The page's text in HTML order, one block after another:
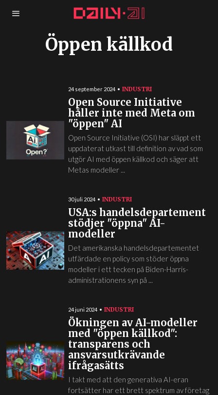
Öppen källkod
24 september 2024 INDUSTRI
Open Source Initiative
håller inte med Meta om
"öppen" AI
Open Source Initiative (OSI) har släppt ett
uppdaterat utkast till definition av vad som
utgör AI med öppen källkod och säger att
Metas modeller ...
30 juli 2024 INDUSTRI
USA:s handelsdepartement
stödjer "öppna" AI-
modeller
Det amerikanska handelsdepartementet
utfärdade en policy som stöder öppna
modeller i ett tecken på Biden-Harris-
administrationens syn på ...
24 juni 2024 INDUSTRI
Ökningen av AI-modeller
med "öppen källkod":
transparens och
ansvarsutkrävande
ifrågasätts
I takt med att den generativa AI-eran
fortsätter har ett brett spektrum av företag